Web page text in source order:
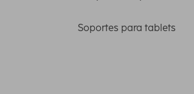
Soportes para tablets